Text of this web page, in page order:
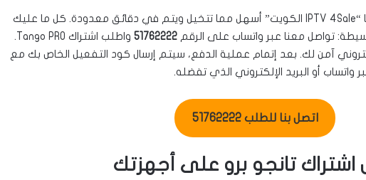
الحصول على اشتراكك من متجرنا “IPTV 4Sale الكويت” أسهل مما تتخيل ويتم في دقائق معدودة. كل ما عليك
تواصل معنا عبر واتساب على الرقم 51762222
واطلب اشتراك Tango PRO.
آمن لك. بعد إتمام عملية الدفع، سيتم إرسال كود التفعيل الخاص بك مع
واتساب أو البريد الإلكتروني الذي تفضله.
اتصل بنا للطلب 51762222
تانجو برو على أجهزتك